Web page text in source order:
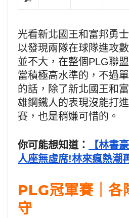
光看新北國王和富邦勇
以發現兩隊在球隊進攻
並不大，在整個PLG聯
當積極高水準的，不過
的話，除了新北國王和
雄鋼鐵人的表現沒能打
賽，也是稍嫌可惜的。
你可能想知道：
【林書
人座無虛席!林來瘋熱潮
PLG冠軍賽｜各
守